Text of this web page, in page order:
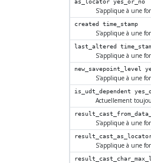
as_locator yes_or_no
S'applique à une
created time_stamp
S'applique à une
last_altered
S'applique à une
new_savepoint_level
S'applique à une
is_udt_dependent
Actuellement
S'applique à une
S'applique à une